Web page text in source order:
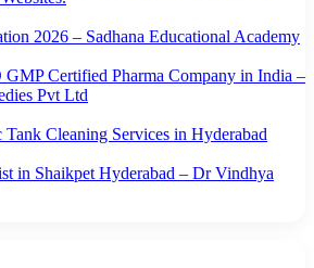
2026 – Sadhana Educational Academy
Certified Pharma Company in India –
Pvt Ltd
Tank Cleaning Services in Hyderabad
in Shaikpet Hyderabad – Dr Vindhya